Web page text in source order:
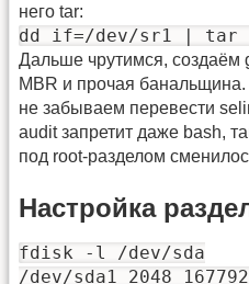
него tar:
dd if=/dev/sr1 | tar
Дальше чрутимся, создаём
MBR и прочая
не забываем перевести
audit запретит даже bash,
под root-разделом
Настройка
fdisk -l /dev/sda
/dev/sda1 2048